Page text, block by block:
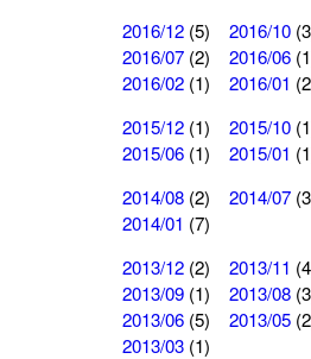
2016/12 (5) 2016/10
2016/07 (2) 2016/06
2016/02 (1) 2016/01
2015/12 (1) 2015/10
2015/06 (1) 2015/01
2014/08 (2) 2014/07
2014/01 (7)
2013/12 (2) 2013/11
2013/09 (1) 2013/08
2013/06 (5) 2013/05
2013/03 (1)